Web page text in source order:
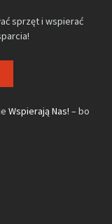
sprzęt i wspierać
Wspierają Nas! – bo